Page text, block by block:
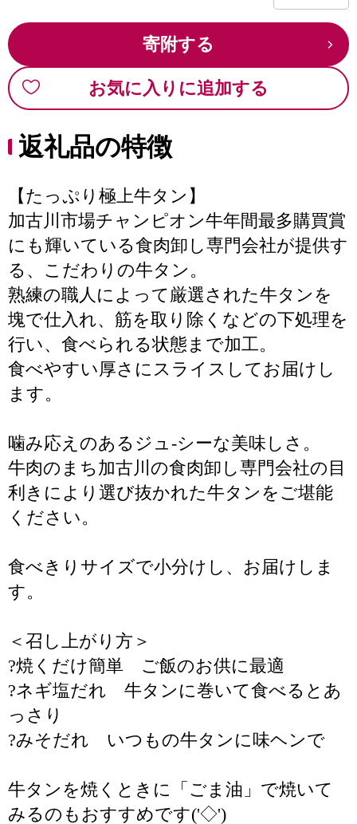
寄附する
お気に入りに追加する
返礼品の特徴
【たっぷり極上牛タン】
加古川市場チャンピオン牛年間最多購買賞
にも輝いている食肉卸し専門会社が提供す
る、こだわりの牛タン。
熟練の職人によって厳選された牛タンを
塊で仕入れ、筋を取り除くなどの下処理を
行い、食べられる状態まで加工。
食べやすい厚さにスライスしてお届けし
ます。
噛み応えのあるジュ-シーな美味しさ。
牛肉のまち加古川の食肉卸し専門会社の目
利きにより選び抜かれた牛タンをご堪能
ください。
食べきりサイズで小分けし、お届けしま
す。
＜召し上がり方＞
?焼くだけ簡単 ご飯のお供に最適
?ネギ塩だれ 牛タンに巻いて食べるとあ
っさり
?みそだれ いつもの牛タンに味ヘンで
牛タンを焼くときに「ごま油」で焼いて
みるのもおすすめです('◇')ゞ